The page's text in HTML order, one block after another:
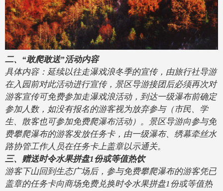
二、 “敢爬敢送”活动内容
具体内容：延续以往走瀑戏浪冬季的宣传，由旅行社导游
在入园前对此活动进行宣传，景区导游接团后必须再次对
游客宣传可免费参加走瀑戏浪活动，到达一级瀑布前确定
参加人数，如没有报名的游客视为放弃参与（市民、学
生、散客也可参加免费爬瀑布活动）。景区导游向参与免
费攀爬瀑布的游客发放任务卡，由一级瀑布、绣幕牵丝水
路协管工作人员在任务卡上盖章以示通关。
三、赠送时令水果拼盘1份或等值热饮
游客下山回到生态广场后， 参与免费攀爬瀑布的游客凭已
盖章的任务卡向商场免费兑换时令水果拼盘1份或等值热